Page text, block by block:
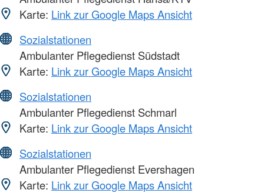
Karte: Link zur Google Maps Ansicht
Sozialstationen
Ambulanter Pflegedienst Südstadt
Karte: Link zur Google Maps Ansicht
Sozialstationen
Ambulanter Pflegedienst Schmarl
Karte: Link zur Google Maps Ansicht
Sozialstationen
Ambulanter Pflegedienst Evershagen
Karte: Link zur Google Maps Ansicht